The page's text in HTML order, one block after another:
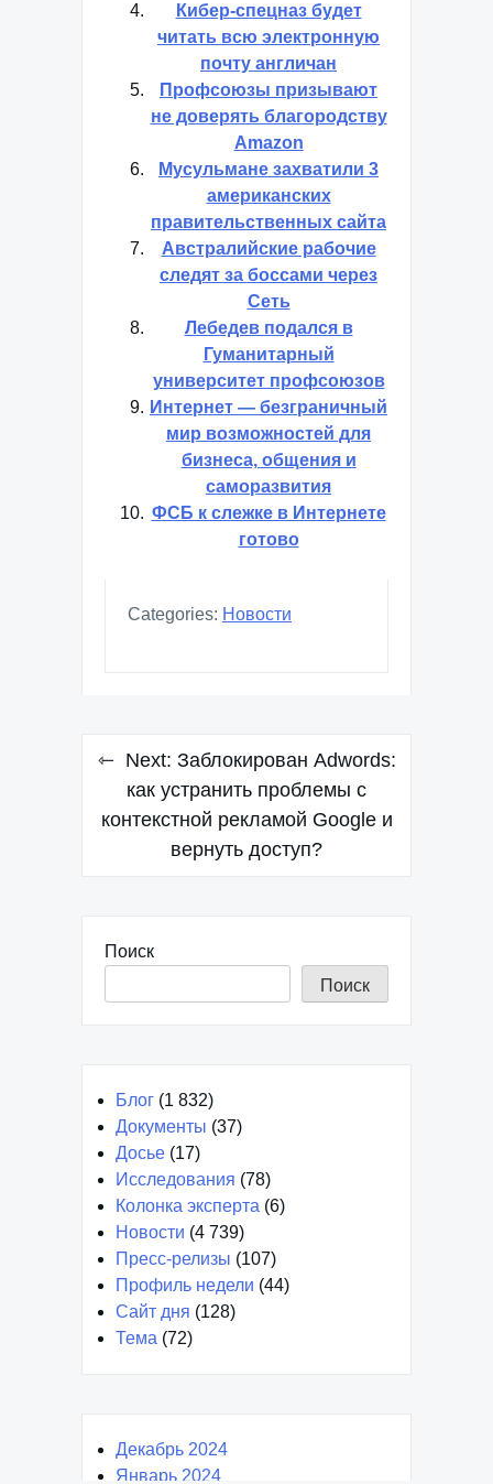
Кибер-спецназ будет
читать всю электронную
почту англичан
Профсоюзы призывают
не доверять благородству
Amazon
Мусульмане захватили 3
американских
правительственных сайта
Австралийские рабочие
следят за боссами через
Сеть
Лебедев подался в
Гуманитарный
университет профсоюзов
Интернет — безграничный
мир возможностей для
бизнеса, общения и
саморазвития
ФСБ к слежке в Интернете
готово
Categories: Новости
Навигация
записям
Next: Заблокирован Adwords:
как устранить проблемы с
контекстной рекламой Google и
вернуть доступ?
Поиск
Поиск
Блог (1 832)
Документы (37)
Досье (17)
Исследования (78)
Колонка эксперта (6)
Новости (4 739)
Пресс-релизы (107)
Профиль недели (44)
Сайт дня (128)
Тема (72)
Декабрь 2024
Январь 2024